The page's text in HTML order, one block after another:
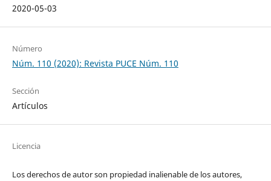
2020-05-03
Número
Núm. 110 (2020): Revista PUCE Núm. 110
Sección
Artículos
Licencia
Los derechos de autor son propiedad inalienable de los autores,